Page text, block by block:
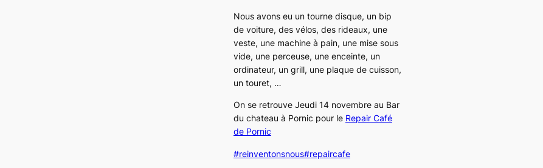
Nous avons eu un tourne disque, un bip
de voiture, des vélos, des rideaux, une
veste, une machine à pain, une mise sous
vide, une perceuse, une enceinte, un
ordinateur, un grill, une plaque de cuisson,
un touret, …
On se retrouve Jeudi 14 novembre au Bar
du chateau à Pornic pour le Repair Café
de Pornic
#reinventonsnous#repaircafe